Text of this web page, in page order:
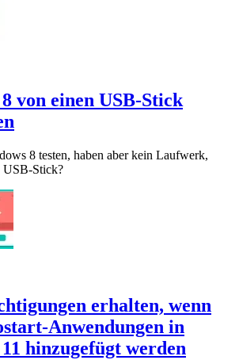
von einen USB-Stick
8 testen, haben aber kein Laufwerk,
USB-Stick?
erhalten, wenn
Anwendungen in
hinzugefügt werden